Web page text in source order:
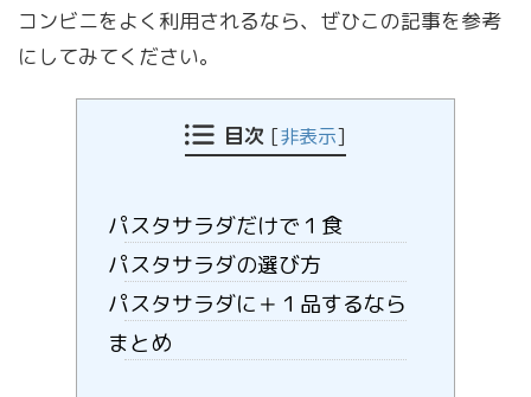
コンビニをよく利用されるなら、ぜひこの記事を参考
にしてみてください。
目次 [非表示]
パスタサラダだけで１食
パスタサラダの選び方
パスタサラダに＋１品するなら
まとめ